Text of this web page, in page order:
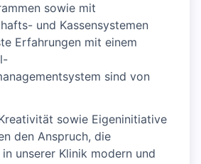
sowie mit
und Kassensystemen
Erfahrungen mit einem
sind von
sowie Eigeninitiative
den Anspruch, die
unserer Klinik modern und